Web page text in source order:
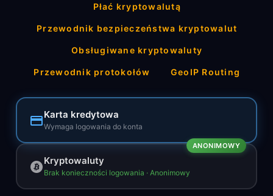
Płać kryptowalutą
Przewodnik bezpieczeństwa kryptowalut
Obsługiwane kryptowaluty
Przewodnik protokołów GeoIP Routing
Karta kredytowa
Wymaga logowania do konta
ANONIMOWY
Kryptowaluty
Brak konieczności logowania · Anonimowy